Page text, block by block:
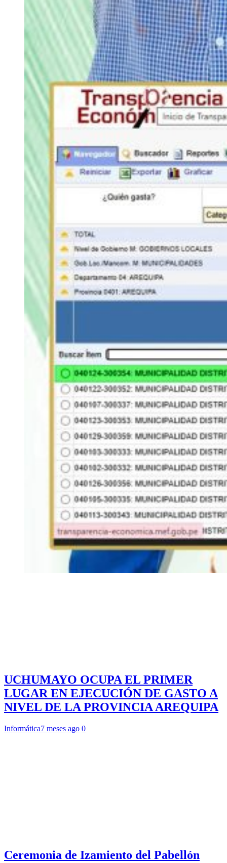
UCHUMAYO OCUPA EL PRIMER
LUGAR EN EJECUCIÓN DE GASTO A
NIVEL DE LA PROVINCIA AREQUIPA
Informática7 meses ago 0
Ceremonia de Izamiento del Pabellón